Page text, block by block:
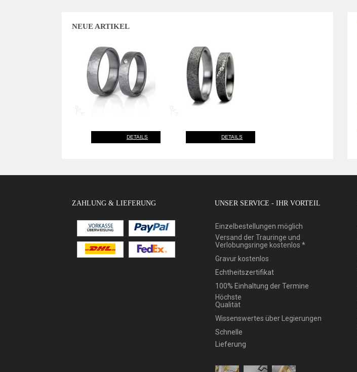
NEUE ARTIKEL
DETAILS DETAILS
ZAHLUNG & LIEFERUNG UNSER SERVICE - IHR VORTEIL
Einzelbestellungen möglich
Versand der Trauringe und
Verlobungsringe kostenlos *
Gravur kostenlos
Echtheitszertifikat
100% Einhaltung der Termine
Höchste
Qualität
Wissenswertes über Legierungen
Schnelle
Lieferung